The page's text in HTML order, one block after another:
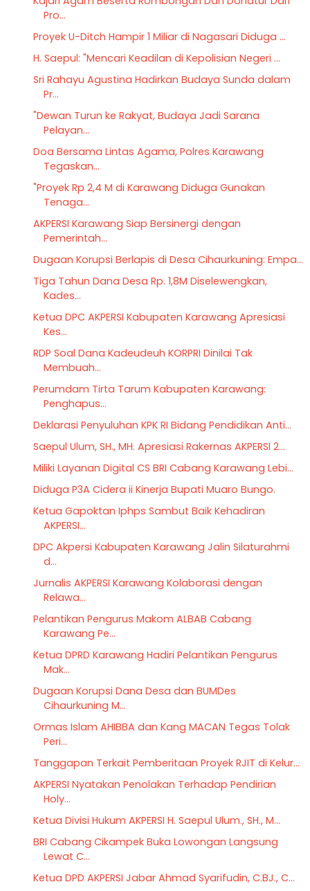
Pro...
Proyek U-Ditch Hampir 1 Miliar di Nagasari Diduga ...
H. Saepul: "Mencari Keadilan di Kepolisian Negeri ...
Sri Rahayu Agustina Hadirkan Budaya Sunda dalam
Pr...
"Dewan Turun ke Rakyat, Budaya Jadi Sarana
Pelayan...
Doa Bersama Lintas Agama, Polres Karawang
Tegaskan...
"Proyek Rp 2,4 M di Karawang Diduga Gunakan
Tenaga...
AKPERSI Karawang Siap Bersinergi dengan
Pemerintah...
Dugaan Korupsi Berlapis di Desa Cihaurkuning: Empa...
Tiga Tahun Dana Desa Rp. 1,8M Diselewengkan,
Kades...
Ketua DPC AKPERSI Kabupaten Karawang Apresiasi
Kes...
RDP Soal Dana Kadeudeuh KORPRI Dinilai Tak
Membuah...
Perumdam Tirta Tarum Kabupaten Karawang:
Penghapus...
Deklarasi Penyuluhan KPK RI Bidang Pendidikan Anti...
Saepul Ulum, SH., MH. Apresiasi Rakernas AKPERSI 2...
Miliki Layanan Digital CS BRI Cabang Karawang Lebi...
Diduga P3A Cidera ii Kinerja Bupati Muaro Bungo.
Ketua Gapoktan Iphps Sambut Baik Kehadiran
AKPERSI...
DPC Akpersi Kabupaten Karawang Jalin Silaturahmi
d...
Jurnalis AKPERSI Karawang Kolaborasi dengan
Relawa...
Pelantikan Pengurus Makom ALBAB Cabang
Karawang Pe...
Ketua DPRD Karawang Hadiri Pelantikan Pengurus
Mak...
Dugaan Korupsi Dana Desa dan BUMDes
Cihaurkuning M...
Ormas Islam AHIBBA dan Kang MACAN Tegas Tolak
Peri...
Tanggapan Terkait Pemberitaan Proyek RJIT di Kelur...
AKPERSI Nyatakan Penolakan Terhadap Pendirian
Holy...
Ketua Divisi Hukum AKPERSI H. Saepul Ulum., SH., M...
BRI Cabang Cikampek Buka Lowongan Langsung
Lewat C...
Ketua DPD AKPERSI Jabar Ahmad Syarifudin, C.BJ., C...